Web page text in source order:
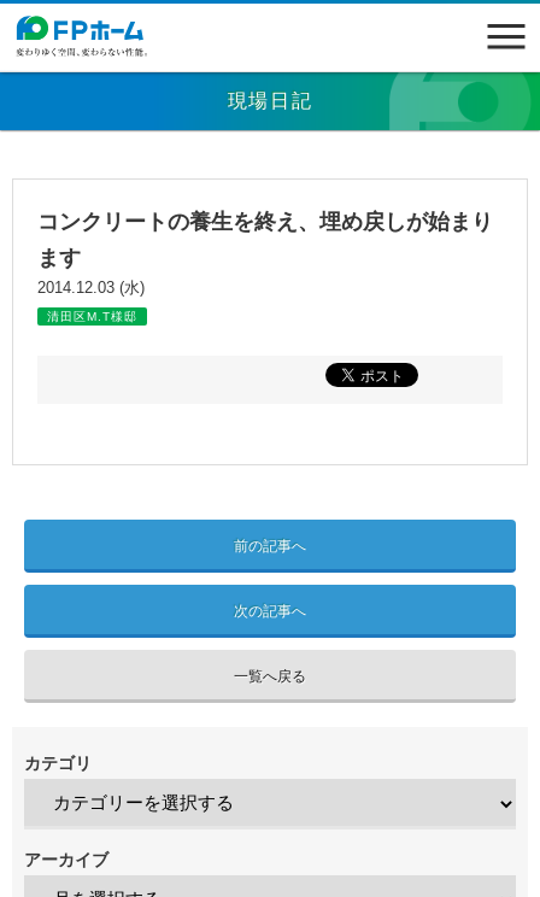
現場日記
コンクリートの養生を終え、埋め戻しが始まり
ます
2014.12.03 (水)
清田区M.T様邸
前の記事へ
次の記事へ
一覧へ戻る
カテゴリ
アーカイブ